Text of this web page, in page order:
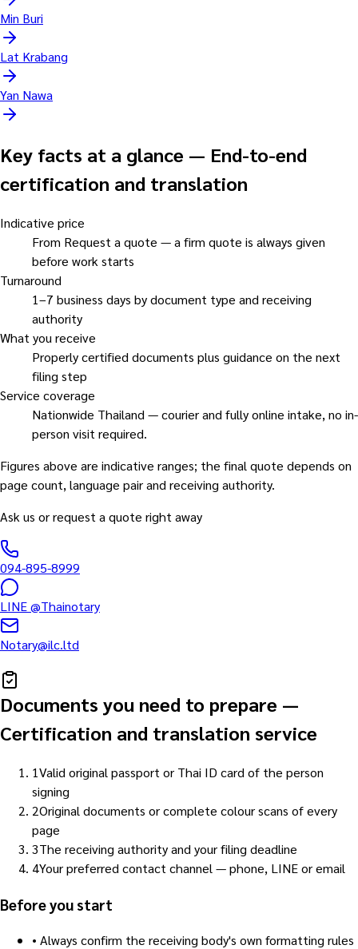
Min Buri
Lat Krabang
Yan Nawa
Key facts at a glance — End-to-end
certification and translation
Indicative price
From Request a quote — a firm quote is always given
before work starts
Turnaround
1–7 business days by document type and receiving
authority
What you receive
Properly certified documents plus guidance on the next
filing step
Service coverage
Nationwide Thailand — courier and fully online intake, no in-
person visit required.
Figures above are indicative ranges; the final quote depends on
page count, language pair and receiving authority.
Ask us or request a quote right away
094-895-8999
LINE@Thainotary
Notary@ilc.ltd
Documents you need to prepare —
Certification and translation service
1Valid original passport or Thai ID card of the person
signing
2Original documents or complete colour scans of every
page
3The receiving authority and your filing deadline
4Your preferred contact channel — phone, LINE or email
Before you start
• Always confirm the receiving body's own formatting rules